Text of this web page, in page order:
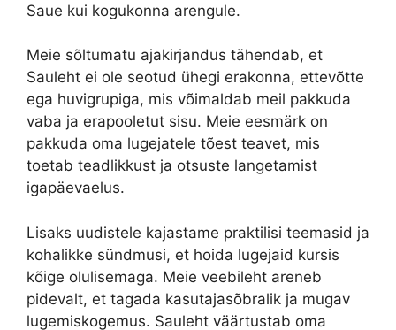
Saue kui kogukonna arengule.
Meie sõltumatu ajakirjandus tähendab, et
Sauleht ei ole seotud ühegi erakonna, ettevõtte
ega huvigrupiga, mis võimaldab meil pakkuda
vaba ja erapooletut sisu. Meie eesmärk on
pakkuda oma lugejatele tõest teavet, mis
toetab teadlikkust ja otsuste langetamist
igapäevaelus.
Lisaks uudistele kajastame praktilisi teemasid ja
kohalikke sündmusi, et hoida lugejaid kursis
kõige olulisemaga. Meie veebileht areneb
pidevalt, et tagada kasutajasõbralik ja mugav
lugemiskogemus. Sauleht väärtustab oma